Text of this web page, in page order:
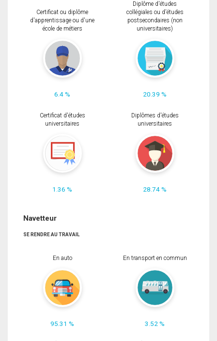
Certificat ou diplôme
d'apprentissage ou d'une
école de métiers
6.4 %
Diplôme d'études
collégiales ou d'études
postsecondaires (non
universitaires)
20.39 %
Certificat d'études
universitaires
1.36 %
Diplômes d'études
universitaires
28.74 %
Navetteur
SE RENDRE AU TRAVAIL
En auto
95.31 %
En transport en commun
3.52 %